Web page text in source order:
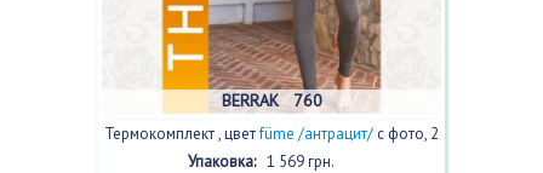
BERRAK 760
Термокомплект , цветfüme /антрацит/ с фото, 2
шт.
Упаковка: 1 569 грн.